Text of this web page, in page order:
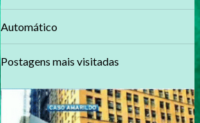
Automático
Postagens mais visitadas